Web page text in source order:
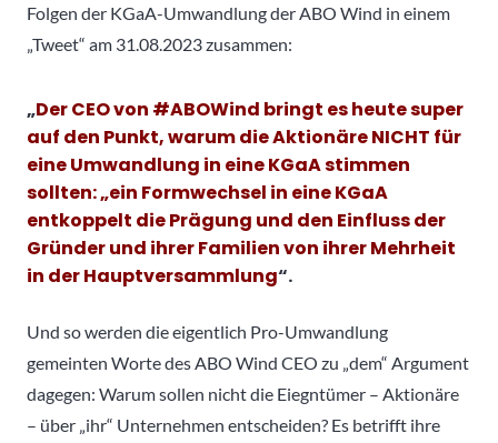
Folgen der KGaA-Umwandlung der ABO Wind in einem
„Tweet“ am 31.08.2023 zusammen:
„Der CEO von #ABOWind bringt es heute super
auf den Punkt, warum die Aktionäre NICHT für
eine Umwandlung in eine KGaA stimmen
sollten: „ein Formwechsel in eine KGaA
entkoppelt die Prägung und den Einfluss der
Gründer und ihrer Familien von ihrer Mehrheit
in der Hauptversammlung“.
Und so werden die eigentlich Pro-Umwandlung
gemeinten Worte des ABO Wind CEO zu „dem“ Argument
dagegen: Warum sollen nicht die Eiegntümer – Aktionäre
– über „ihr“ Unternehmen entscheiden? Es betrifft ihre